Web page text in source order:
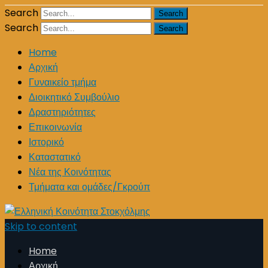
Search
Search
Home
Αρχική
Γυναικείο τμήμα
Διοικητικό Συμβούλιο
Δραστηριότητες
Επικοινωνία
Ιστορικό
Καταστατικό
Νέα της Κοινότητας
Τμήματα και ομάδες/Γκρούπ
Skip to content
Home